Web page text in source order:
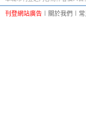
刊登網站廣告 關於我們